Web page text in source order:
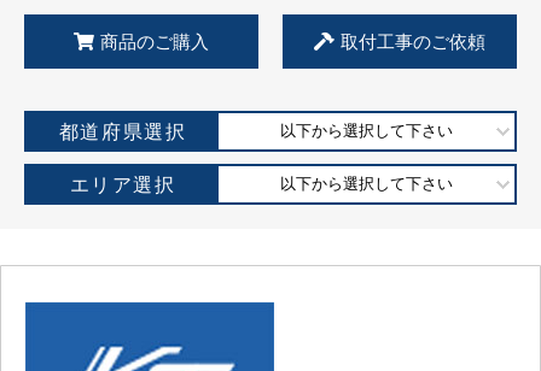
商品のご購入 取付工事のご依頼
都道府県選択 以下から選択して下さい
エリア選択 以下から選択して下さい